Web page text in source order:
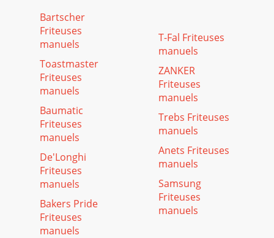
Bartscher
Friteuses
manuels
Toastmaster
Friteuses
manuels
Baumatic
Friteuses
manuels
De'Longhi
Friteuses
manuels
Bakers Pride
Friteuses
manuels
T-Fal Friteuses
manuels
ZANKER
Friteuses
manuels
Trebs Friteuses
manuels
Anets Friteuses
manuels
Samsung
Friteuses
manuels